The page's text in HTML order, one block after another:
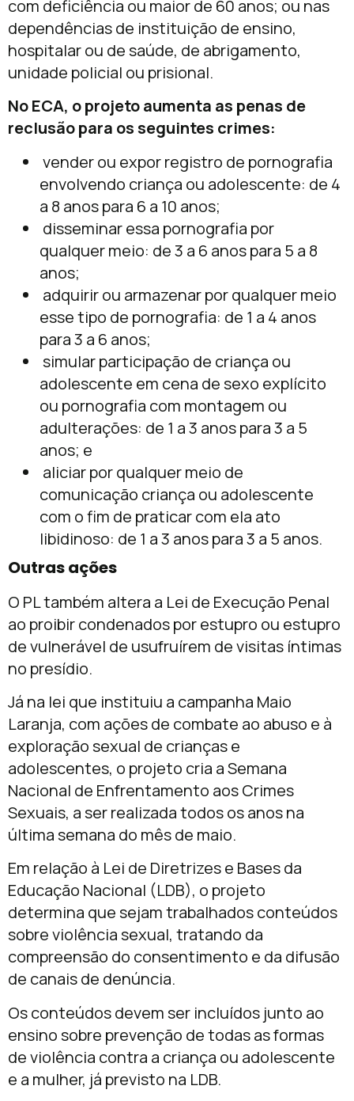
com deficiência ou maior de 60 anos; ou nas
dependências de instituição de ensino,
hospitalar ou de saúde, de abrigamento,
unidade policial ou prisional.
No ECA, o projeto aumenta as penas de
reclusão para os seguintes crimes:
vender ou expor registro de pornografia
envolvendo criança ou adolescente: de 4
a 8 anos para 6 a 10 anos;
disseminar essa pornografia por
qualquer meio: de 3 a 6 anos para 5 a 8
anos;
adquirir ou armazenar por qualquer meio
esse tipo de pornografia: de 1 a 4 anos
para 3 a 6 anos;
simular participação de criança ou
adolescente em cena de sexo explícito
ou pornografia com montagem ou
adulterações: de 1 a 3 anos para 3 a 5
anos; e
aliciar por qualquer meio de
comunicação criança ou adolescente
com o fim de praticar com ela ato
libidinoso: de 1 a 3 anos para 3 a 5 anos.
Outras ações
O PL também altera a Lei de Execução Penal
ao proibir condenados por estupro ou estupro
de vulnerável de usufruírem de visitas íntimas
no presídio.
Já na lei que instituiu a campanha Maio
Laranja, com ações de combate ao abuso e à
exploração sexual de crianças e
adolescentes, o projeto cria a Semana
Nacional de Enfrentamento aos Crimes
Sexuais, a ser realizada todos os anos na
última semana do mês de maio.
Em relação à Lei de Diretrizes e Bases da
Educação Nacional (LDB), o projeto
determina que sejam trabalhados conteúdos
sobre violência sexual, tratando da
compreensão do consentimento e da difusão
de canais de denúncia.
Os conteúdos devem ser incluídos junto ao
ensino sobre prevenção de todas as formas
de violência contra a criança ou adolescente
e a mulher, já previsto na LDB.